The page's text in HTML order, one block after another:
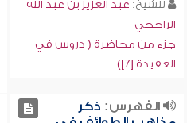
للشيخ: عبد العزيز بن عبد الله
الراجحي
جزء من محاضرة ( دروس في
العقيدة [7])
الفهرس: ذكر